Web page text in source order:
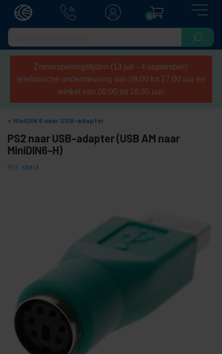
0
Zomeropeningstijden (13 juli - 4 september):
telefonische ondersteuning van 09:00 tot 17:00 uur en
winkel van 08:00 tot 16:30 uur.
MiniDIN 6 naar USB-adapter
PS2 naar USB-adapter (USB AM naar
MiniDIN6-H)
REF: KB010